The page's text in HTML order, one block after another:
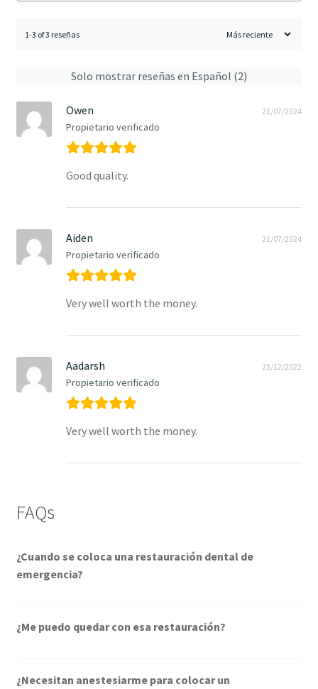
1-3 of 3 reseñas
Solo mostrar reseñas en Español (2)
Owen
Propietario verificado
21/07/2024
Good quality.
Aiden
Propietario verificado
21/07/2024
Very well worth the money.
Aadarsh
Propietario verificado
23/12/2022
Very well worth the money.
FAQs
¿Cuando se coloca una restauración dental de
emergencia?
¿Me puedo quedar con esa restauración?
¿Necesitan anestesiarme para colocar un